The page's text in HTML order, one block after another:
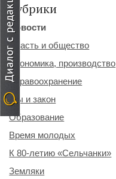
Рубрики
Новости
Власть и общество
Экономика, производство
Здравоохранение
Мы и закон
Образование
Время молодых
К 80-летию «Сельчанки»
Земляки